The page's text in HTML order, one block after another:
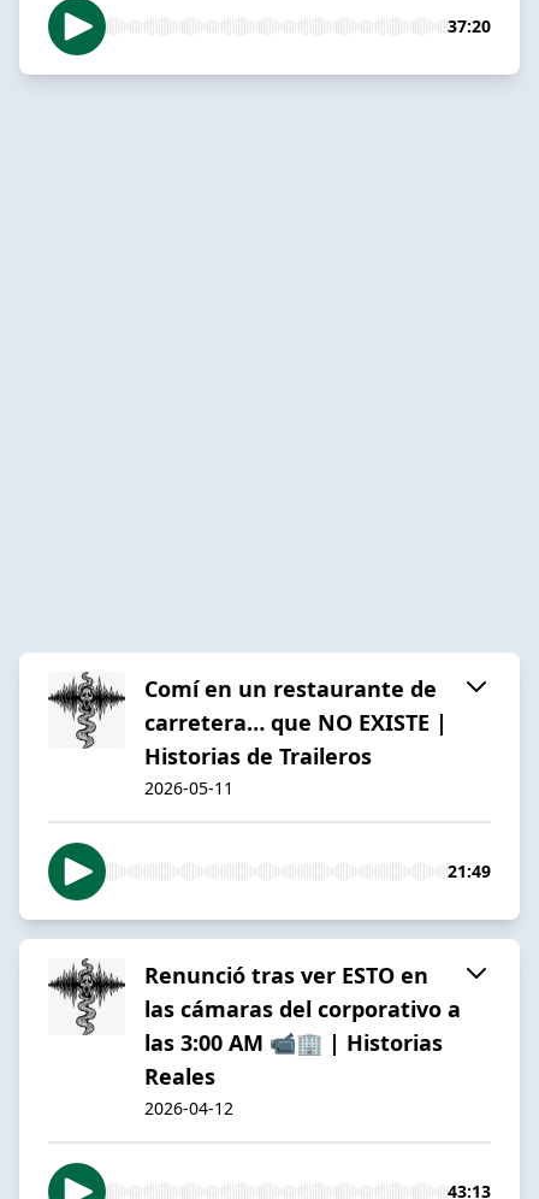
37:20
Comí en un restaurante de
carretera… que NO EXISTE |
Historias de Traileros
2026-05-11
21:49
Renunció tras ver ESTO en
las cámaras del corporativo a
las 3:00 AM 📹🏢 | Historias
Reales
2026-04-12
43:13